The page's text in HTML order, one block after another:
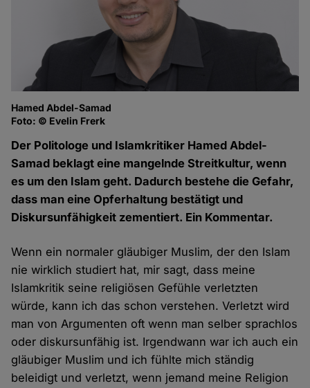
Hamed Abdel-Samad
Foto: © Evelin Frerk
Der Politologe und Islamkritiker Hamed Abdel-
Samad beklagt eine mangelnde Streitkultur, wenn
es um den Islam geht. Dadurch bestehe die Gefahr,
dass man eine Opferhaltung bestätigt und
Diskursunfähigkeit zementiert. Ein Kommentar.
Wenn ein normaler gläubiger Muslim, der den Islam
nie wirklich studiert hat, mir sagt, dass meine
Islamkritik seine religiösen Gefühle verletzten
würde, kann ich das schon verstehen. Verletzt wird
man von Argumenten oft wenn man selber sprachlos
oder diskursunfähig ist. Irgendwann war ich auch ein
gläubiger Muslim und ich fühlte mich ständig
beleidigt und verletzt, wenn jemand meine Religion